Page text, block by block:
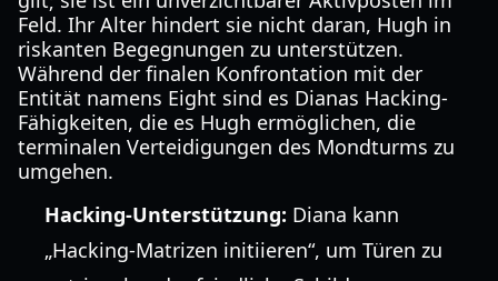
Feld. Ihr Alter hindert sie nicht daran, Hugh in
riskanten Begegnungen zu unterstützen.
Während der finalen Konfrontation mit der
Entität namens Eight sind es Dianas Hacking-
Fähigkeiten, die es Hugh ermöglichen, die
terminalen Verteidigungen des Mondturms zu
umgehen.
Hacking-Unterstützung: Diana kann
„Hacking-Matrizen initiieren“, um Türen zu